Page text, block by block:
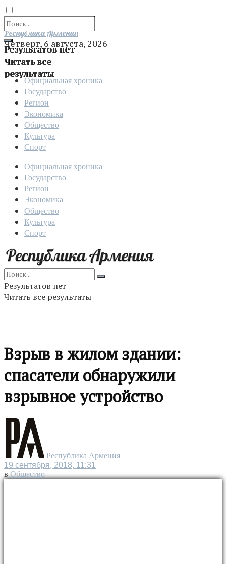
Результатов нет
Читать все
результаты
Отправить
Республика Армения
Четверг, 6 августа, 2026
Официальная хроника
Государство
Регион
Экономика
Общество
Культура
Спорт
Официальная хроника
Государство
Регион
Экономика
Общество
Культура
Спорт
Результатов нет
Читать все результаты
Взрыв в жилом здании:
спасатели обнаружили
взрывное устройство
Республика Армения
19 сентября, 2018, 11:31
в Общество